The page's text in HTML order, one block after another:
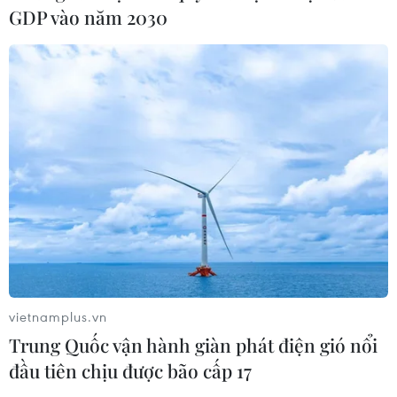
Xem thêm
CƠ QUAN CHỦ QUẢN: THÔNG TẤN XÃ VIỆT NAM
Tổng Biên tập: TRẦN TIẾN DUẨN
Phó Tổng Biên tập: NGUYỄN THỊ TÁM, KHÚC THANH
THỦY
Sở hữu trí tuệ
Quy định sử dụng
RSS
Ngôn ngữ
TTXVN
GDP vào năm 2030
vietnamplus.vn
Trung Quốc vận hành giàn phát điện gió nổi
đầu tiên chịu được bão cấp 17